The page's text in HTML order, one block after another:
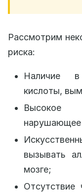
Рассмотрим
риска:
Наличие в
кислоты,
Высокое
нарушающее
вызывать
мозге;
Отсутствие